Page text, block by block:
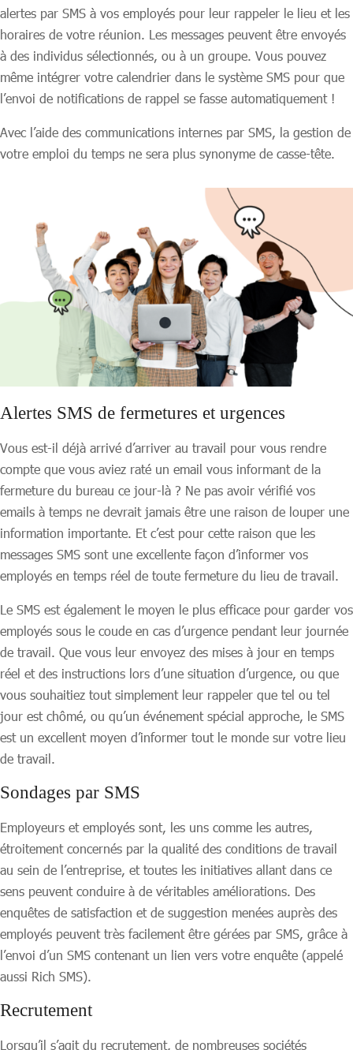
alertes par SMS à vos employés pour leur rappeler le lieu et les
horaires de votre réunion. Les messages peuvent être envoyés
à des individus sélectionnés, ou à un groupe. Vous pouvez
même intégrer votre calendrier dans le système SMS pour que
l’envoi de notifications de rappel se fasse automatiquement !
Avec l’aide des communications internes par SMS, la gestion de
votre emploi du temps ne sera plus synonyme de casse-tête.
Alertes SMS de fermetures et urgences
Vous est-il déjà arrivé d’arriver au travail pour vous rendre
compte que vous aviez raté un email vous informant de la
fermeture du bureau ce jour-là ? Ne pas avoir vérifié vos
emails à temps ne devrait jamais être une raison de louper une
information importante. Et c’est pour cette raison que les
messages SMS sont une excellente façon d’informer vos
employés en temps réel de toute fermeture du lieu de travail.
Le SMS est également le moyen le plus efficace pour garder vos
employés sous le coude en cas d’urgence pendant leur journée
de travail. Que vous leur envoyez des mises à jour en temps
réel et des instructions lors d’une situation d’urgence, ou que
vous souhaitiez tout simplement leur rappeler que tel ou tel
jour est chômé, ou qu’un événement spécial approche, le SMS
est un excellent moyen d’informer tout le monde sur votre lieu
de travail.
Sondages par SMS
Employeurs et employés sont, les uns comme les autres,
étroitement concernés par la qualité des conditions de travail
au sein de l’entreprise, et toutes les initiatives allant dans ce
sens peuvent conduire à de véritables améliorations. Des
enquêtes de satisfaction et de suggestion menées auprès des
employés peuvent très facilement être gérées par SMS, grâce à
l’envoi d’un SMS contenant un lien vers votre enquête (appelé
aussi Rich SMS).
Recrutement
Lorsqu’il s’agit du recrutement, de nombreuses sociétés